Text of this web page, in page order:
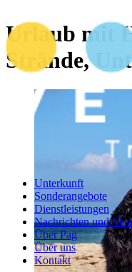
Unterkunft
Sonderangebote
Dienstleistungen
Nachrichten und
Über Pag
Über uns
Kontakt
Urlaub mit
Strände,